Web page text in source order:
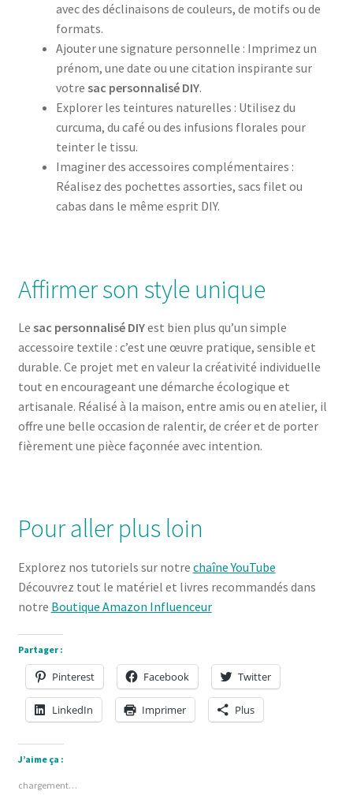
avec des déclinaisons de couleurs, de motifs ou de
formats.
Ajouter une signature personnelle : Imprimez un
prénom, une date ou une citation inspirante sur
votre sac personnalisé DIY.
Explorer les teintures naturelles : Utilisez du
curcuma, du café ou des infusions florales pour
teinter le tissu.
Imaginer des accessoires complémentaires :
Réalisez des pochettes assorties, sacs filet ou
cabas dans le même esprit DIY.
Affirmer son style unique
Le sac personnalisé DIYest bien plus qu’un simple
accessoire textile : c’est une œuvre pratique, sensible et
durable. Ce projet met en valeur la créativité individuelle
tout en encourageant une démarche écologique et
artisanale. Réalisé à la maison, entre amis ou en atelier, il
offre une belle occasion de ralentir, de créer et de porter
fièrement une pièce façonnée avec intention.
Pour aller plus loin
Explorez nos tutoriels sur notre chaîne YouTube
Découvrez tout le matériel et livres recommandés dans
notre Boutique Amazon Influenceur
Partager :
Pinterest Facebook Twitter
LinkedIn Imprimer Plus
J’aime ça :
chargement…